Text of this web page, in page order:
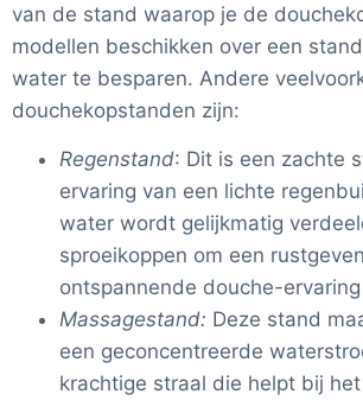
van de stand waarop je de
modellen beschikken over een
water te besparen. Andere
douchekopstanden zijn:
Regenstand: Dit is een zachte
ervaring van een lichte
water wordt gelijkmatig
sproeikoppen om een
ontspannende douche-
Massagestand: Deze stand
een geconcentreerde
krachtige straal die helpt bij